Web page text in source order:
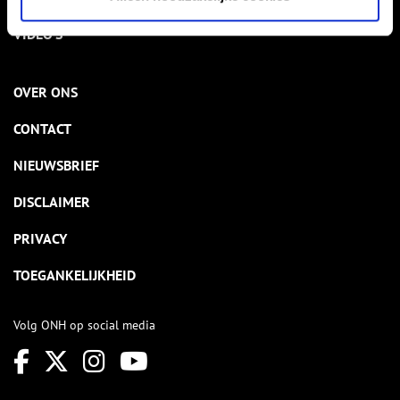
VIDEO’S
OVER ONS
CONTACT
NIEUWSBRIEF
DISCLAIMER
PRIVACY
TOEGANKELIJKHEID
Volg ONH op social media